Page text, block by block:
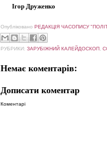
Ігор Друженко
Опубліковано РЕДАКЦІЯ ЧАСОПИСУ
РУБРИКИ: ЗАРУБІЖНИЙ КАЛЕЙДОСКОП
Немає коментарів:
Дописати коментар
Коментарі